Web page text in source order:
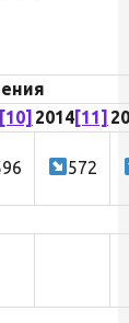
[10] 2014[11]
572